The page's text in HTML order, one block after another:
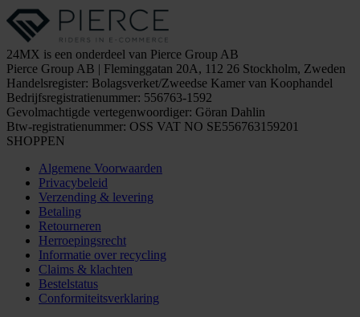
24MX is een onderdeel van Pierce Group AB
Pierce Group AB | Fleminggatan 20A, 112 26 Stockholm, Zweden
Handelsregister: Bolagsverket/Zweedse Kamer van Koophandel
Bedrijfsregistratienummer: 556763-1592
Gevolmachtigde vertegenwoordiger: Göran Dahlin
Btw-registratienummer: OSS VAT NO SE556763159201
SHOPPEN
Algemene Voorwaarden
Privacybeleid
Verzending & levering
Betaling
Retourneren
Herroepingsrecht
Informatie over recycling
Claims & klachten
Bestelstatus
Conformiteitsverklaring